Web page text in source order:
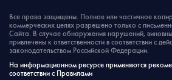
Все права защищены. Полное или частичное
коммерческих целях разрешено только с
Сайта. В случае обнаружения нарушений,
привлечены к ответственности в соответствии с
законодательством Российской Федерации.
На информационном ресурсе применяются
соответствии с Правилами